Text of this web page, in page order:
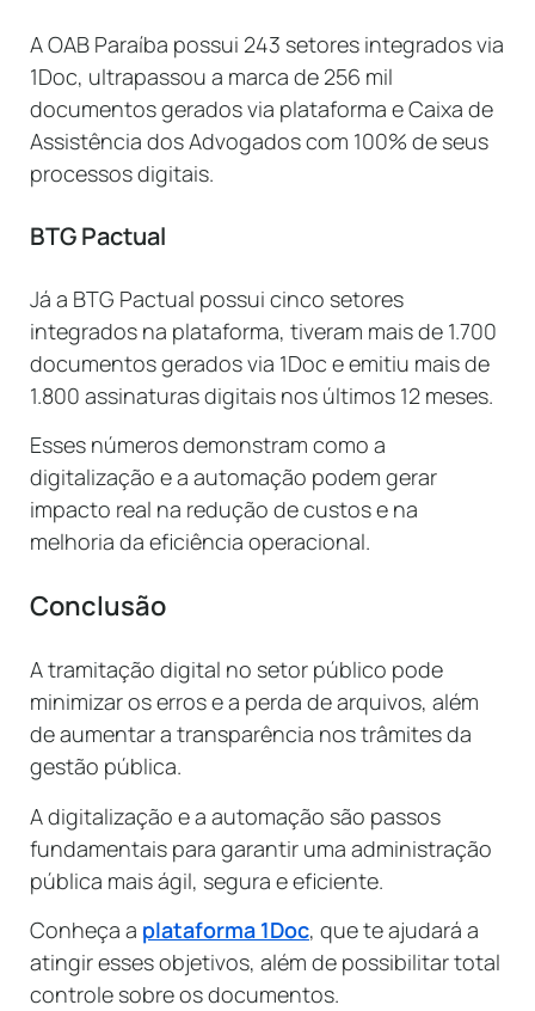
A OAB Paraíba possui 243 setores integrados via
1Doc, ultrapassou a marca de 256 mil
documentos gerados via plataforma e Caixa de
Assistência dos Advogados com 100% de seus
processos digitais.
BTG Pactual
Já a BTG Pactual possui cinco setores
integrados na plataforma, tiveram mais de 1.700
documentos gerados via 1Doc e emitiu mais de
1.800 assinaturas digitais nos últimos 12 meses.
Esses números demonstram como a
digitalização e a automação podem gerar
impacto real na redução de custos e na
melhoria da eficiência operacional.
Conclusão
A tramitação digital no setor público pode
minimizar os erros e a perda de arquivos, além
de aumentar a transparência nos trâmites da
gestão pública.
A digitalização e a automação são passos
fundamentais para garantir uma administração
pública mais ágil, segura e eficiente.
Conheça a plataforma 1Doc, que te ajudará a
atingir esses objetivos, além de possibilitar total
controle sobre os documentos.